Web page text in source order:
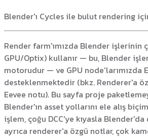
Blender'ı Cycles ile bulut rendering
Render farm'ımızda Blender işlerinin
GPU/Optix) kullanır — bu, Blender
motorudur — ve GPU node'larımızda
desteklenmektedir (bkz. Renderer'a
Eevee notu). Bu sayfa proje
Blender'ın asset yollarını ele alış
işlem, çoğu DCC'ye kıyasla
ayrıca renderer'a özgü notlar, çok